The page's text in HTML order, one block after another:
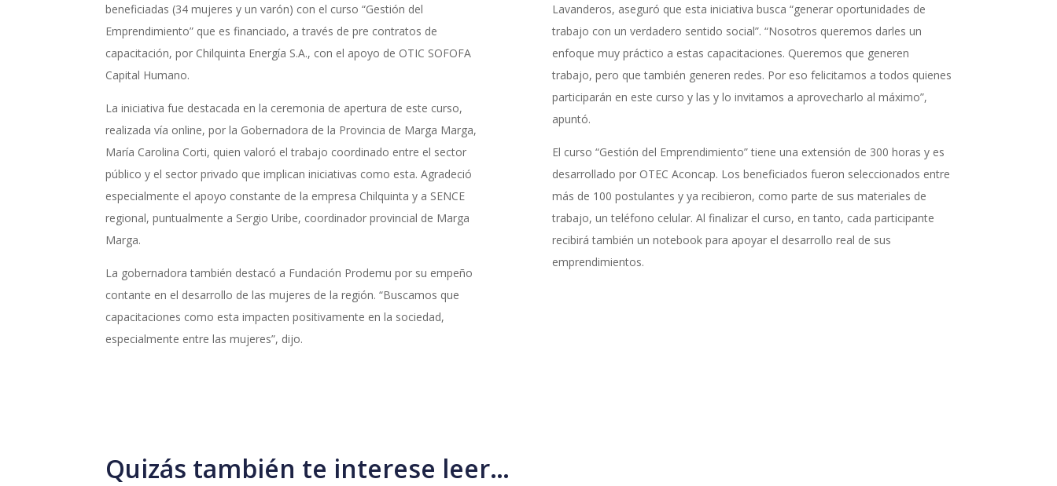
beneficiadas (34 mujeres y un varón) con el curso “Gestión del
Emprendimiento” que es financiado, a través de pre contratos de
capacitación, por Chilquinta Energía S.A., con el apoyo de OTIC SOFOFA
Capital Humano.
La iniciativa fue destacada en la ceremonia de apertura de este curso,
realizada vía online, por la Gobernadora de la Provincia de Marga Marga,
María Carolina Corti, quien valoró el trabajo coordinado entre el sector
público y el sector privado que implican iniciativas como esta. Agradeció
especialmente el apoyo constante de la empresa Chilquinta y a SENCE
regional, puntualmente a Sergio Uribe, coordinador provincial de Marga
Marga.
La gobernadora también destacó a Fundación Prodemu por su empeño
contante en el desarrollo de las mujeres de la región. “Buscamos que
capacitaciones como esta impacten positivamente en la sociedad,
especialmente entre las mujeres”, dijo.
Lavanderos, aseguró que esta iniciativa busca “generar oportunidades de
trabajo con un verdadero sentido social”. “Nosotros queremos darles un
enfoque muy práctico a estas capacitaciones. Queremos que generen
trabajo, pero que también generen redes. Por eso felicitamos a todos quienes
participarán en este curso y las y lo invitamos a aprovecharlo al máximo”,
apuntó.
El curso “Gestión del Emprendimiento” tiene una extensión de 300 horas y es
desarrollado por OTEC Aconcap. Los beneficiados fueron seleccionados entre
más de 100 postulantes y ya recibieron, como parte de sus materiales de
trabajo, un teléfono celular. Al finalizar el curso, en tanto, cada participante
recibirá también un notebook para apoyar el desarrollo real de sus
emprendimientos.
Quizás también te interese leer…